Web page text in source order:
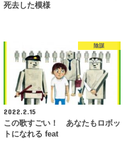
死去した模様
陰謀
2022.2.15
この歌すごい！ あなたもロボッ
トになれる feat